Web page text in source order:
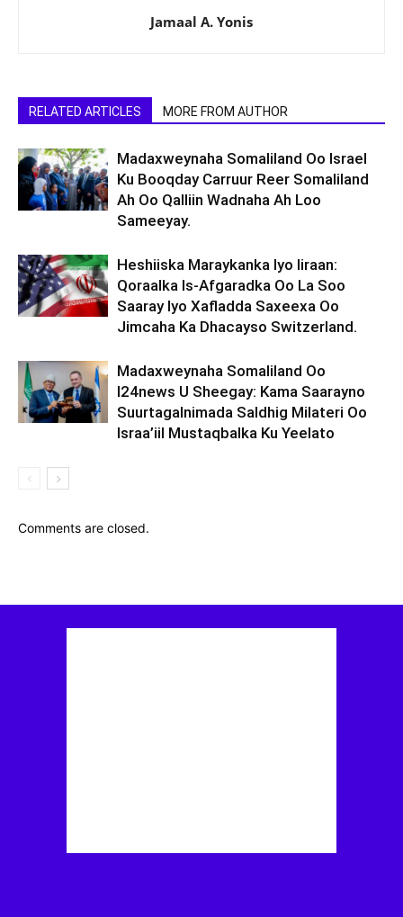
Jamaal A. Yonis
RELATED ARTICLES MORE FROM AUTHOR
Madaxweynaha Somaliland Oo Israel
Ku Booqday Carruur Reer Somaliland
Ah Oo Qalliin Wadnaha Ah Loo
Sameeyay.
Heshiiska Maraykanka Iyo Iiraan:
Qoraalka Is-Afgaradka Oo La Soo
Saaray Iyo Xafladda Saxeexa Oo
Jimcaha Ka Dhacayso Switzerland.
Madaxweynaha Somaliland Oo
I24news U Sheegay: Kama Saarayno
Suurtagalnimada Saldhig Milateri Oo
Israa’iil Mustaqbalka Ku Yeelato
Comments are closed.